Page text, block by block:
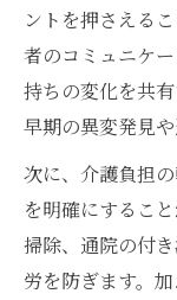
ントを押さえる
者のコミュニケ
持ちの変化を共
早期の異変発見
次に、介護負担
を明確にするこ
掃除、通院の付
労を防ぎます。